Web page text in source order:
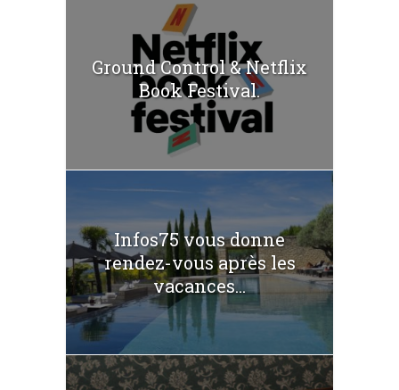
Ground Control & Netflix
Book Festival.
Infos75 vous donne
rendez-vous après les
vacances...